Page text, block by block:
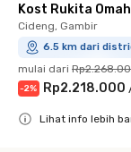
Kost Rukita
Cideng, Gambir
6.5 km dari
mulai dari
-2% Rp2.218.000
Lihat info lebih